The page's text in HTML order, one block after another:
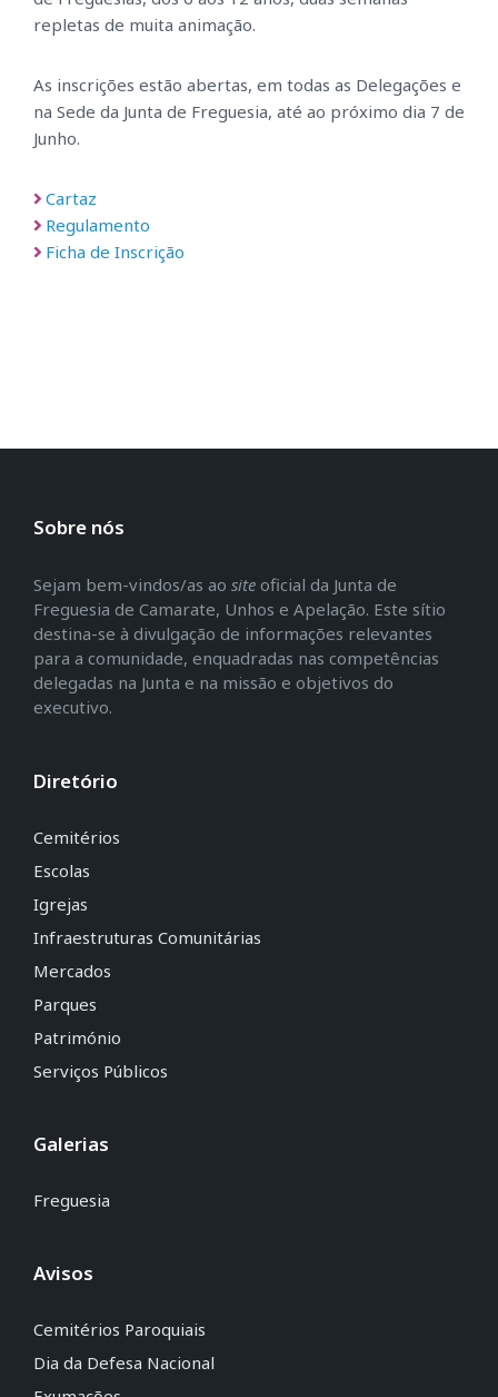
repletas de muita animação.
As inscrições estão abertas, em todas as Delegações e
na Sede da Junta de Freguesia, até ao próximo dia 7 de
Junho.
Cartaz
Regulamento
Ficha de Inscrição
Sobre nós
Sejam bem-vindos/as ao site oficial da Junta de
Freguesia de Camarate, Unhos e Apelação. Este sítio
destina-se à divulgação de informações relevantes
para a comunidade, enquadradas nas competências
delegadas na Junta e na missão e objetivos do
executivo.
Diretório
Cemitérios
Escolas
Igrejas
Infraestruturas Comunitárias
Mercados
Parques
Património
Serviços Públicos
Galerias
Freguesia
Avisos
Cemitérios Paroquiais
Dia da Defesa Nacional